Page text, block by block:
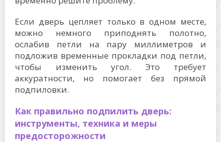
Если дверь цепляет только в одном месте,
можно немного приподнять полотно,
ослабив петли на пару миллиметров и
подложив временные прокладки под петли,
чтобы изменить угол. Это требует
аккуратности, но помогает без прямой
подпиловки.
Как правильно подпилить дверь:
инструменты, техника и меры
предосторожности